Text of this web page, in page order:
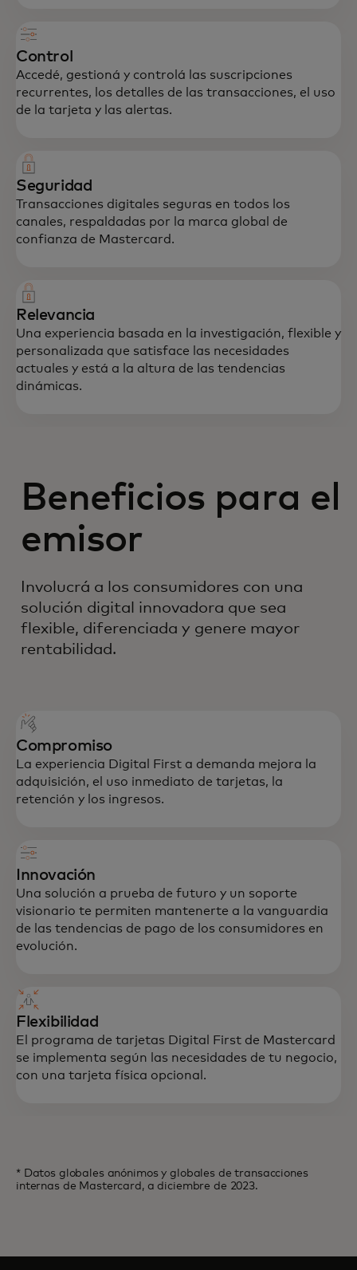
Control
Accedé, gestioná y controlá las suscripciones
recurrentes, los detalles de las transacciones, el uso
de la tarjeta y las alertas.
Seguridad
Transacciones digitales seguras en todos los
canales, respaldadas por la marca global de
confianza de Mastercard.
Relevancia
Una experiencia basada en la investigación, flexible y
personalizada que satisface las necesidades
actuales y está a la altura de las tendencias
dinámicas.
Beneficios para el
emisor
Involucrá a los consumidores con una
solución digital innovadora que sea
flexible, diferenciada y genere mayor
rentabilidad.
Compromiso
La experiencia Digital First a demanda mejora la
adquisición, el uso inmediato de tarjetas, la
retención y los ingresos.
Innovación
Una solución a prueba de futuro y un soporte
visionario te permiten mantenerte a la vanguardia
de las tendencias de pago de los consumidores en
evolución.
Flexibilidad
El programa de tarjetas Digital First de Mastercard
se implementa según las necesidades de tu negocio,
con una tarjeta física opcional.
* Datos globales anónimos y globales de transacciones
internas de Mastercard, a diciembre de 2023.